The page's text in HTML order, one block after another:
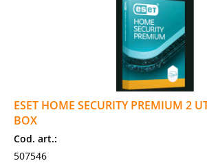
ESET HOME SECURITY PREMIUM 2
BOX
Cod. art.:
507546